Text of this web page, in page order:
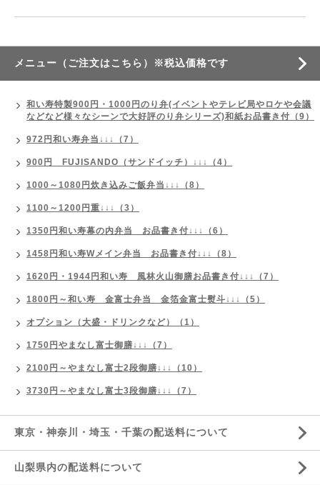
メニュー（ご注文はこちら）※税込価格です
和い寿特製900円・1000円のり弁(イベントやテレビ局やロケや会議
などなど様々なシーンで大好評のり弁シリーズ)和紙お品書き付（9）
972円和い寿弁当↓↓↓（7）
900円 FUJISANDO（サンドイッチ）↓↓↓（4）
1000～1080円炊き込みご飯弁当↓↓↓（8）
1100～1200円重↓↓↓（3）
1350円和い寿幕の内弁当 お品書き付↓↓↓（6）
1458円和い寿Wメイン弁当 お品書き付↓↓↓（8）
1620円・1944円和い寿 風林火山御膳お品書き付↓↓↓（7）
1800円～和い寿 金富士弁当 金箔金富士熨斗↓↓↓（5）
オプション（大盛・ドリンクなど）（1）
1750円やまなし富士御膳↓↓↓（7）
2100円～やまなし富士2段御膳↓↓↓（10）
3730円～やまなし富士3段御膳↓↓↓（7）
東京・神奈川・埼玉・千葉の配送料について
山梨県内の配送料について